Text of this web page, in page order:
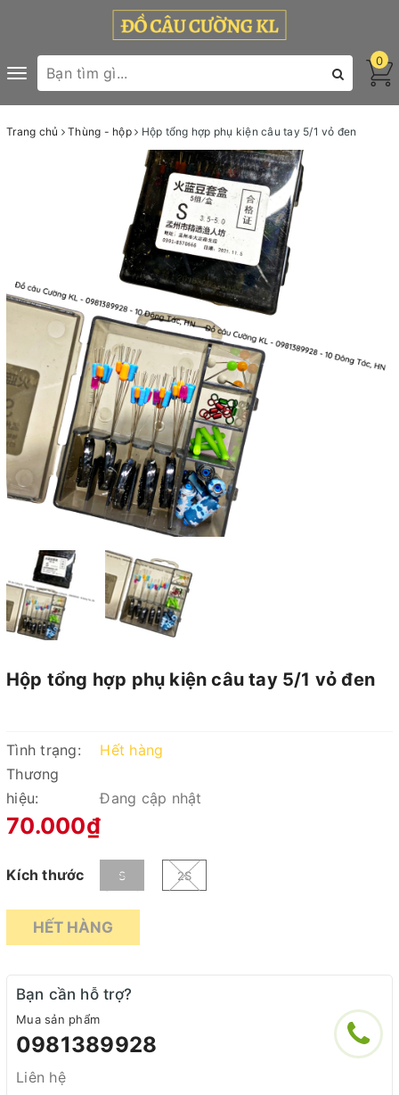
Toggle
navigation
0
Trang chủ Thùng - hộp Hộp tổng hợp phụ kiện câu tay 5/1 vỏ đen
Hộp tổng hợp phụ kiện câu tay 5/1 vỏ đen
Tình trạng:
Hết hàng
Thương
hiệu:
Đang cập nhật
70.000₫
Kích thước S 2S
HẾT HÀNG
Bạn cần hỗ trợ?
Mua sản phẩm
0981389928
Liên hệ